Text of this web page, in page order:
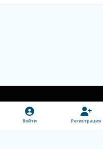
Light ModeDark ModeSystem Preference
Войти Регистрация